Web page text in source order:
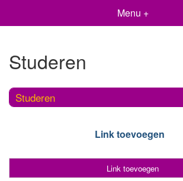
Menu +
Studeren
Studeren
Link toevoegen
Link toevoegen